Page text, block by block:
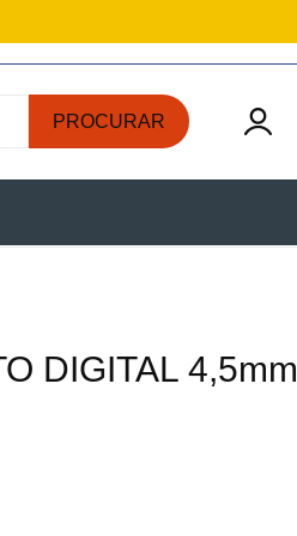
PROCURAR
DIGITAL 4,5mm